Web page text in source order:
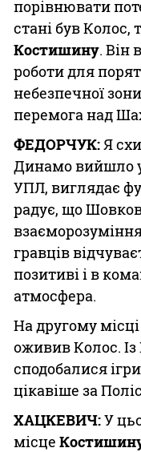
порівнювати
стані був Колос,
Костишину. Він
роботи для
небезпечної
перемога над
ФЕДОРЧУК:Я
Динамо вийшло
УПЛ, виглядає
радує, що
гравців
позитиві і в
атмосфера.
На другому
оживив Колос.
сподобалися
цікавіше за
ХАЦКЕВИЧ:У
місце